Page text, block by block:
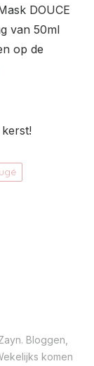
DOUCE
van 50ml
op de
Bloggen,
komen